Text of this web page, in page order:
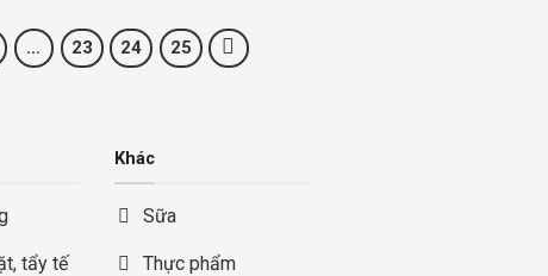
… 23 24 25
tẩy tế
Khác
Sữa
Thực phẩm